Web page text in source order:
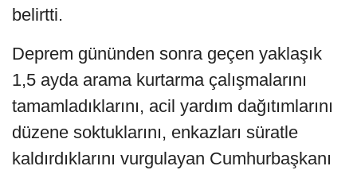
belirtti.
Deprem gününden sonra geçen yaklaşık
1,5 ayda arama kurtarma çalışmalarını
tamamladıklarını, acil yardım dağıtımlarını
düzene soktuklarını, enkazları süratle
kaldırdıklarını vurgulayan Cumhurbaşkanı